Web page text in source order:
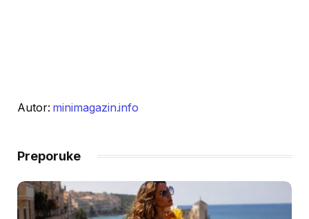
Autor: minimagazin.info
Preporuke